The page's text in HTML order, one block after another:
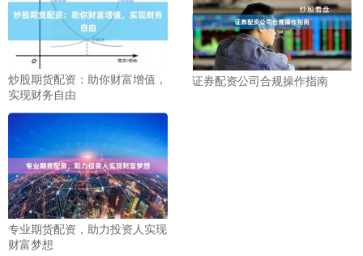
炒股期货配资：助你财富增值，
实现财务自由
证券配资公司合规操作指南
专业期货配资，助力投资人实现
财富梦想